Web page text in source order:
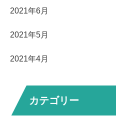
2021年6月
2021年5月
2021年4月
カテゴリー